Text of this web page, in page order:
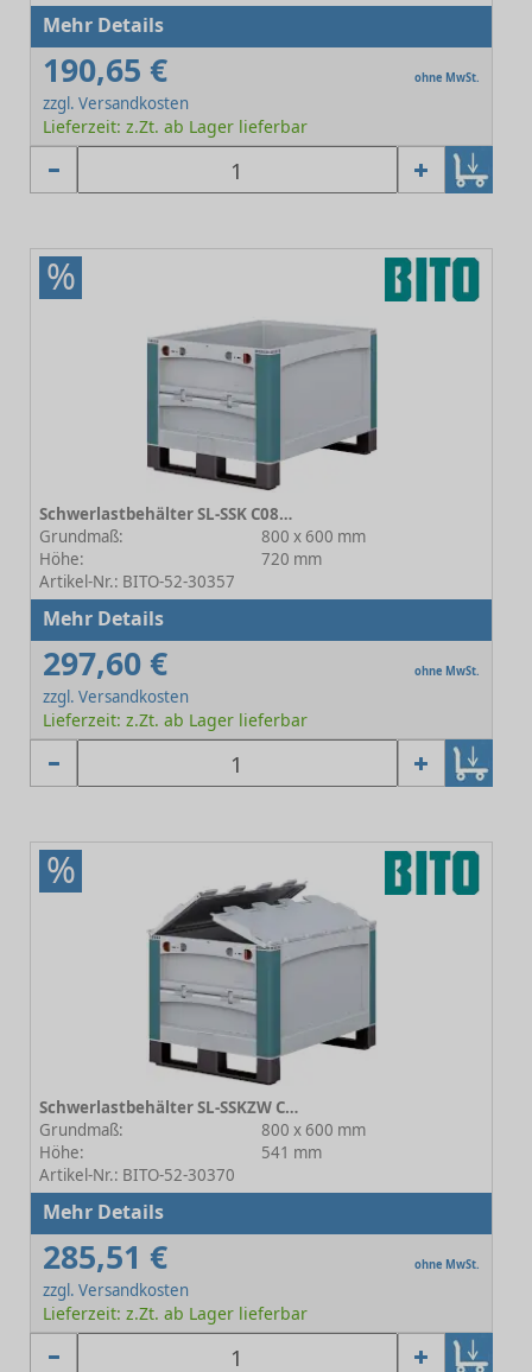
Mehr Details
190,65 € ohne MwSt.
zzgl. Versandkosten
Lieferzeit: z.Zt. ab Lager lieferbar
%
Schwerlastbehälter SL-SSK C0814-0008
Grundmaß:
800 x 600 mm
Höhe:
720 mm
Artikel-Nr.: BITO-52-30357
Mehr Details
297,60 € ohne MwSt.
zzgl. Versandkosten
Lieferzeit: z.Zt. ab Lager lieferbar
%
Schwerlastbehälter SL-SSKZW C0815-0002
Grundmaß:
800 x 600 mm
Höhe:
541 mm
Artikel-Nr.: BITO-52-30370
Mehr Details
285,51 € ohne MwSt.
zzgl. Versandkosten
Lieferzeit: z.Zt. ab Lager lieferbar